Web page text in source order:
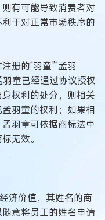
有可能导致消费者对
于对正常市场秩序的
册的“羽童”“孟羽
羽童已经通过协议授权
权利的处分，则相关
羽童的权利；如果相
羽童可依据商标法中
无效。
济价值，其姓名的商
意将员工的姓名申请